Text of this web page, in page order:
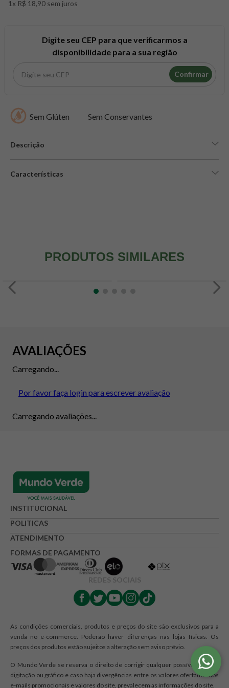
1x R$ 18,90 sem juros
Digite seu CEP para que verificarmos a
disponibilidade para a sua região
Confirmar
Sem Glúten Sem Conservantes
Descrição
Características
PRODUTOS SIMILARES
AVALIAÇÕES
Carregando...
Por favor faça login para escrever avaliação
Carregando avaliações...
INSTITUCIONAL
POLITICAS
ATENDIMENTO
FORMAS DE PAGAMENTO
REDES SOCIAIS
As condições comerciais, produtos e preços do site são exclusivos para a
venda no e-commerce. Poderão haver diferenças nas lojas físicas. Os
preços dos produtos estão sujeitos a alteração sem aviso prévio.
O Mundo Verde se reserva o direito de corrigir qualquer possível erro de
digitação ou gráfico e caso haja divergências entre os valores ofertados nos
e-mails promocionais e valores do site, prevalecem as informações do site.
8º snack proteico mundo verde
creatina mundo verde